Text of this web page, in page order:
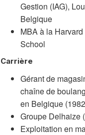
Gestion (IAG),
Belgique
MBA à la
School
Carrière
Gérant de
chaîne de
en Belgique
Groupe Delhaize
Exploitation en